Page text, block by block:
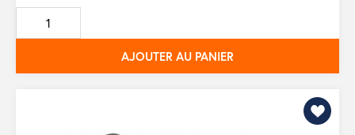
de
base
AJOUTER AU PANIER